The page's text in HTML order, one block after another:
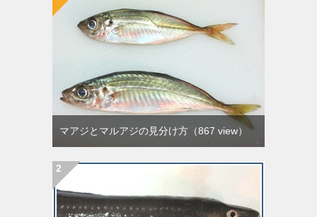
マアジとマルアジの見分け方 （867 view）